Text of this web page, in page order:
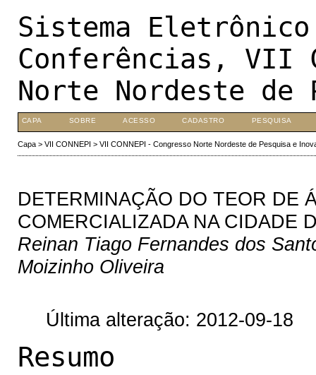
Sistema
Conferências, VII
Norte Nordeste de
CAPA SOBRE ACESSO CADASTRO PESQUISA
Capa> VII CONNEPI > VII CONNEPI - Congresso Norte Nordeste de Pesquisa e
DETERMINAÇÃO DO TEOR DE
COMERCIALIZADA NA CIDADE
Reinan Tiago Fernandes dos
Moizinho Oliveira
Última alteração: 2012-09-18
Resumo